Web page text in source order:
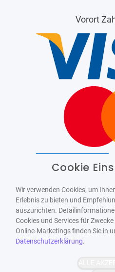
Vorort
WCAG-2.1-AA
Cookie
Wir verwenden Cookies, um
Erlebnis zu bieten und
auszurichten.
Cookies und Services für
Online-Marketings finden Sie in
Datenschutzerklärung.
ALLE